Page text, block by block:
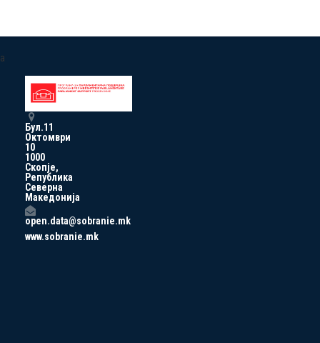
a
Бул.11
Октомври
10
1000
Скопје,
Република
Северна
Македонија
open.data@sobranie.mk
www.sobranie.mk